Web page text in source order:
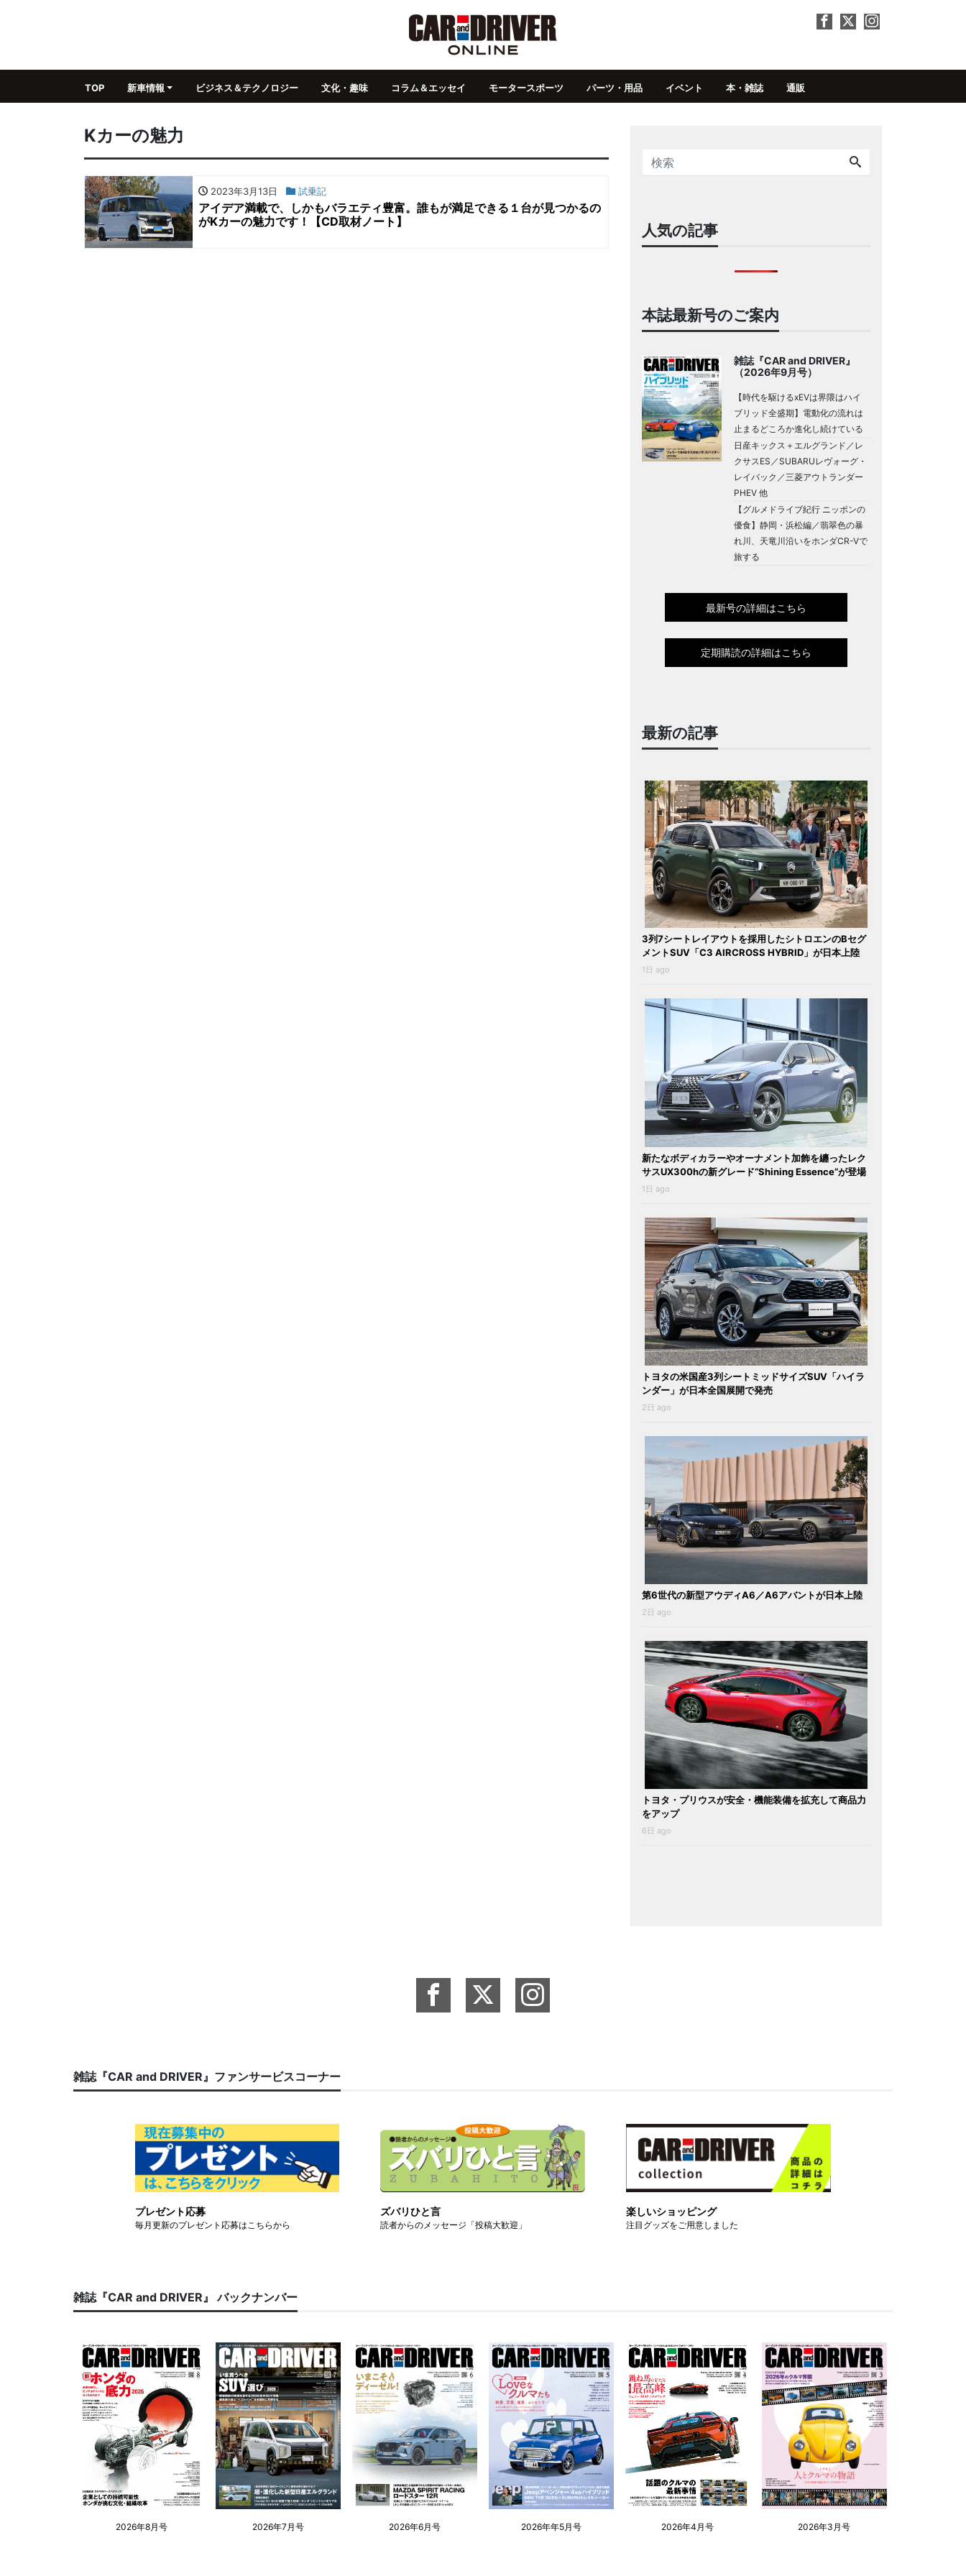
TOP 新車情報 ビジネス＆テクノロジー 文化・趣味 コラム＆エッセイ モータースポーツ パーツ・用品 イベント 本・雑誌 通販
Kカーの魅力
2023年3月13日 試乗記
アイデア満載で、しかもバラエティ豊富。誰もが満足できる１台が見つかるの
がKカーの魅力です！【CD取材ノート】
人気の記事
本誌最新号のご案内
雑誌『CAR and DRIVER』
（2026年9月号）
【時代を駆けるxEVは界隈はハイ
ブリッド全盛期】電動化の流れは
止まるどころか進化し続けている
日産キックス＋エルグランド／レ
クサスES／SUBARUレヴォーグ・
レイバック／三菱アウトランダー
PHEV 他
【グルメドライブ紀行 ニッポンの
優食】静岡・浜松編／翡翠色の暴
れ川、天竜川沿いをホンダCR-Vで
旅する
最新号の詳細はこちら
定期購読の詳細はこちら
最新の記事
3列7シートレイアウトを採用したシトロエンのBセグ
メントSUV「C3 AIRCROSS HYBRID」が日本上陸
1日 ago
新たなボディカラーやオーナメント加飾を纏ったレク
サスUX300hの新グレード“Shining Essence”が登場
1日 ago
トヨタの米国産3列シートミッドサイズSUV「ハイラ
ンダー」が日本全国展開で発売
2日 ago
第6世代の新型アウディA6／A6アバントが日本上陸
2日 ago
トヨタ・プリウスが安全・機能装備を拡充して商品力
をアップ
6日 ago
雑誌『CAR and DRIVER』ファンサービスコーナー
プレゼント応募
毎月更新のプレゼント応募はこちらから
ズバリひと言
読者からのメッセージ「投稿大歓迎」
楽しいショッピング
注目グッズをご用意しました
雑誌『CAR and DRIVER』 バックナンバー
2026年8月号 2026年7月号 2026年6月号 2026年年5月号 2026年4月号 2026年3月号